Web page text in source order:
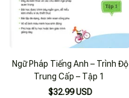
Ngữ Pháp Tiếng Anh – Trình Độ
Trung Cấp – Tập 1
$32.99 USD